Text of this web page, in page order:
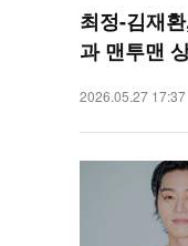
최정-김재
과 맨투맨
2026.05.27 17:37